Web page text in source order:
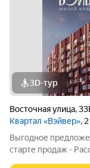
3D-тур
Восточная улица,
Квартал «Вэйвер»,
Выгодное
старте продаж - Рассрочка